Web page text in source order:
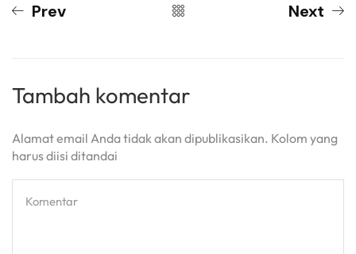
Prev Next
Tambah komentar
Alamat email Anda tidak akan dipublikasikan. Kolom yang
harus diisi ditandai